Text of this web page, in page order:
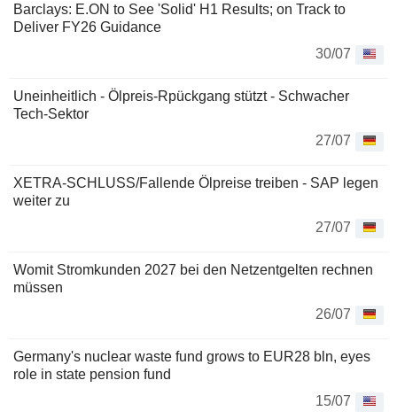
Barclays: E.ON to See 'Solid' H1 Results; on Track to
Deliver FY26 Guidance
30/07
Uneinheitlich - Ölpreis-Rpückgang stützt - Schwacher
Tech-Sektor
27/07
XETRA-SCHLUSS/Fallende Ölpreise treiben - SAP legen
weiter zu
27/07
Womit Stromkunden 2027 bei den Netzentgelten rechnen
müssen
26/07
Germany's nuclear waste fund grows to EUR28 bln, eyes
role in state pension fund
15/07